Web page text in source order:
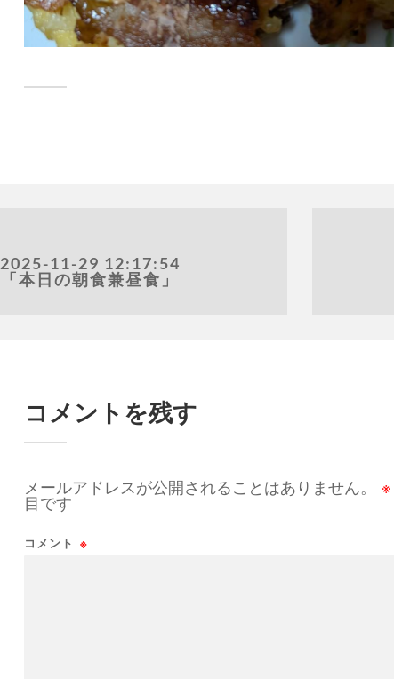
2025-11-29 12:17:54
「本日の朝食兼昼食」
コメントを残す
メールアドレスが公開されることはありません。 ※
目です
コメント ※